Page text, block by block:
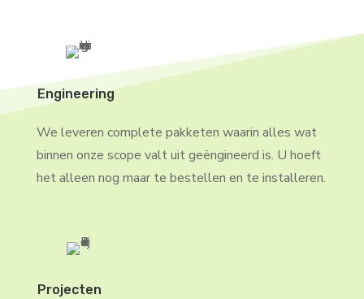
Engineering
We leveren complete pakketen waarin alles wat
binnen onze scope valt uit geëngineerd is. U hoeft
het alleen nog maar te bestellen en te installeren.
Projecten